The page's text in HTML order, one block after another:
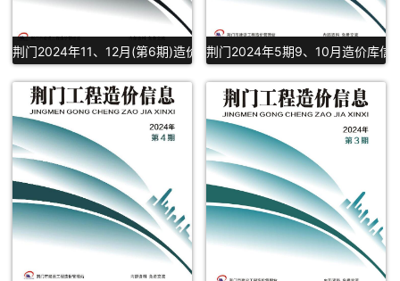
荆门2024年11、12月(第6期)造价库信息PDF下载荆门2024年5期9、10月造价库信